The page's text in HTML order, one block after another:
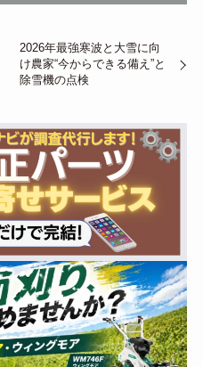
2026年最強寒波と大雪に向
け農家“今からできる備え”と
除雪機の点検